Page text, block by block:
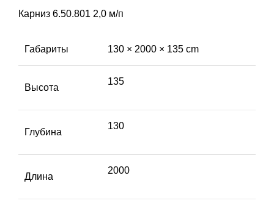
Карниз 6.50.801 2,0 м/п
Габариты 130 × 2000 × 135 cm
Высота
135
Глубина
130
Длина
2000